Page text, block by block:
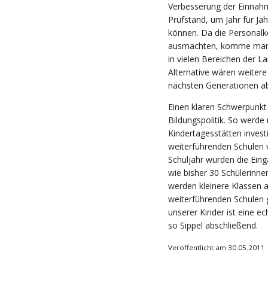
Verbesserung der
Prüfstand, um Jahr für
können. Da die
ausmachten, komme
in vielen Bereichen der
Alternative wären
nächsten Generationen
Einen klaren
Bildungspolitik. So
Kindertagesstätten
weiterführenden
Schuljahr würden die
wie bisher 30
werden kleinere Klassen
weiterführenden Schulen
unserer Kinder ist eine
so Sippel abschließend.
Veröffentlicht am 30.05.2011.